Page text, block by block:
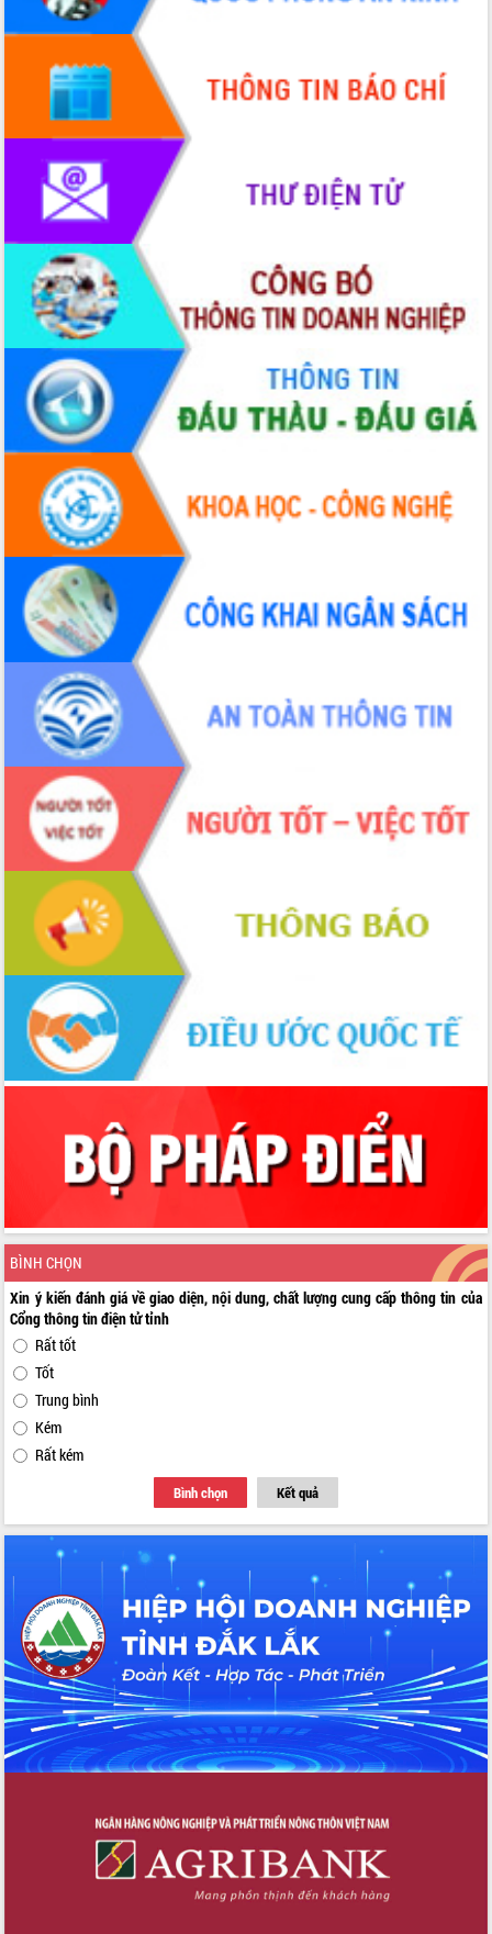
BÌNH CHỌN
Xin ý kiến đánh giá về giao diện, nội dung, chất lượng cung cấp thông tin của
Cổng thông tin điện tử tỉnh
Rất tốt
Tốt
Trung bình
Kém
Rất kém
Bình chọn Kết quả